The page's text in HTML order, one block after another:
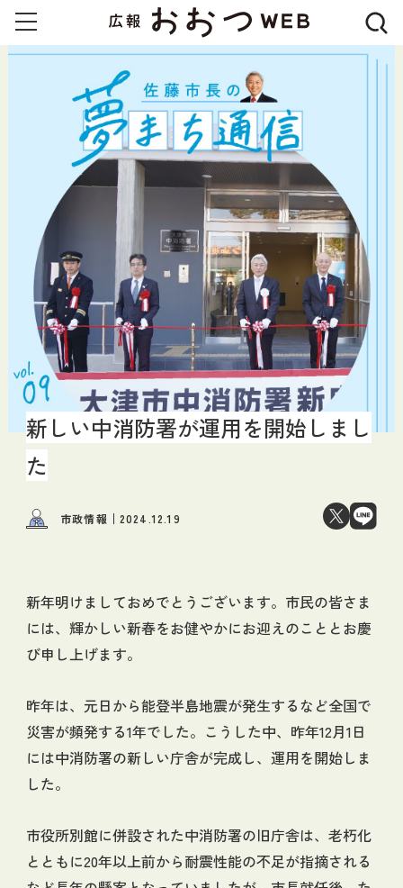
新しい中消防署が運用を開始しまし
た
市政情報 2024.12.19
新年明けましておめでとうございます。市民の皆さま
には、輝かしい新春をお健やかにお迎えのこととお慶
び申し上げます。
昨年は、元日から能登半島地震が発生するなど全国で
災害が頻発する1年でした。こうした中、昨年12月1日
には中消防署の新しい庁舎が完成し、運用を開始しま
した。
市役所別館に併設された中消防署の旧庁舎は、老朽化
とともに20年以上前から耐震性能の不足が指摘される